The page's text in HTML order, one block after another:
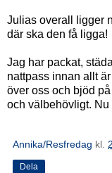
Julias overall ligger
där ska den få ligga!
Jag har packat,
nattpass innan allt
över oss och bjöd
och välbehövligt. Nu
Annika/Resfredag kl.
Dela